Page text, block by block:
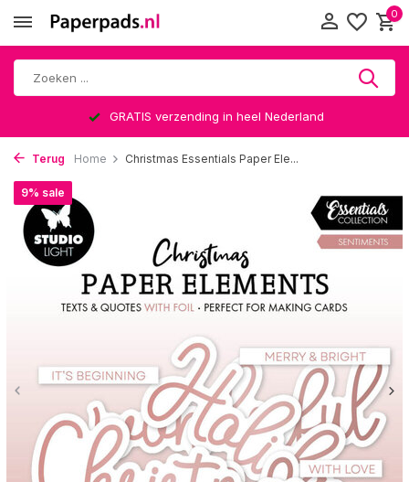
0
GRATIS verzending in heel Nederland
Terug Home Christmas Essentials Paper Ele...
9% sale